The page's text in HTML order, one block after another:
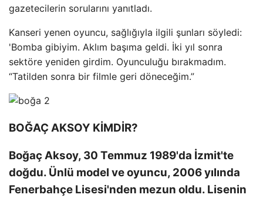
gazetecilerin sorularını yanıtladı.
Kanseri yenen oyuncu, sağlığıyla ilgili şunları söyledi:
'Bomba gibiyim. Aklım başıma geldi. İki yıl sonra
sektöre yeniden girdim. Oyunculuğu bırakmadım.
“Tatilden sonra bir filmle geri döneceğim.”
BOĞAÇ AKSOY KİMDİR?
Boğaç Aksoy, 30 Temmuz 1989'da İzmit'te
doğdu. Ünlü model ve oyuncu, 2006 yılında
Fenerbahçe Lisesi'nden mezun oldu. Lisenin